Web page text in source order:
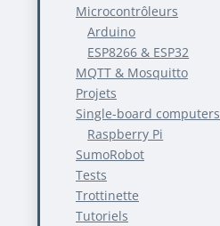
Microcontrôleurs
Arduino
ESP8266 & ESP32
MQTT & Mosquitto
Projets
Single-board computers
Raspberry Pi
SumoRobot
Tests
Trottinette
Tutoriels